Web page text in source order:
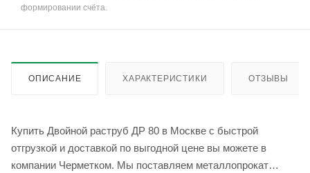
формировании счёта.
ОПИСАНИЕ ХАРАКТЕРИСТИКИ ОТЗЫВЫ
Купить Двойной раструб ДР 80 в Москве с быстрой
отгрузкой и доставкой по выгодной цене вы можете в
компании Черметком. Мы поставляем металлопрокат